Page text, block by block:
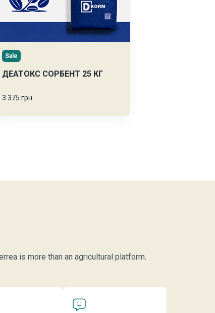
Sale
ДЕАТОКС СОРБЕНТ 25 КГ
3 375 грн
is more than an agricultural platform.